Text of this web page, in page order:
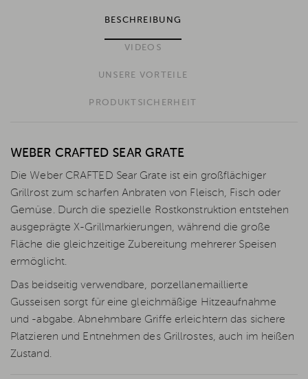
BESCHREIBUNG
VIDEOS
UNSERE VORTEILE
PRODUKTSICHERHEIT
WEBER CRAFTED SEAR GRATE
Die Weber CRAFTED Sear Grate ist ein großflächiger
Grillrost zum scharfen Anbraten von Fleisch, Fisch oder
Gemüse. Durch die spezielle Rostkonstruktion entstehen
ausgeprägte X-Grillmarkierungen, während die große
Fläche die gleichzeitige Zubereitung mehrerer Speisen
ermöglicht.
Das beidseitig verwendbare, porzellanemaillierte
Gusseisen sorgt für eine gleichmäßige Hitzeaufnahme
und -abgabe. Abnehmbare Griffe erleichtern das sichere
Platzieren und Entnehmen des Grillrostes, auch im heißen
Zustand.